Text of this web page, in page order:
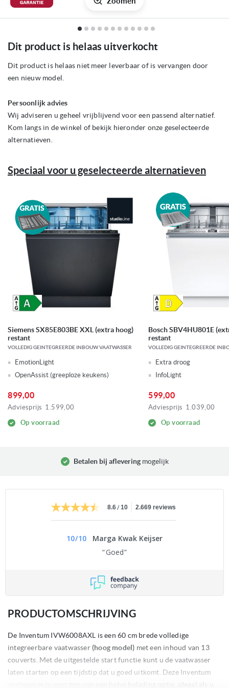
naar
begin
van
Dit product is helaas uitverkocht
Dit product is helaas niet meer leverbaar of is vervangen door
een nieuw model.
Persoonlijk advies
Wij adviseren u geheel vrijblijvend voor een passend alternatief.
Kom langs in de winkel of bekijk hieronder onze geselecteerde
alternatieven.
Speciaal voor u geselecteerde alternatieven
Siemens SX85E803BE XXL (extra hoog)
restant
VOLLEDIG GEINTEGREERDE INBOUW VAATWASSER
EmotionLight
OpenAssist (greeploze keukens)
899,00
Adviesprijs 1.599,00
Op voorraad
Bosch SBV4HU801E
restant
VOLLEDIG GEINTEGREERDE
Extra droog
InfoLight
599,00
Adviesprijs 1.039,00
Op voorraad
Betalen bij aflevering mogelijk
8.6/ 10 2.669 reviews
10/10
Marga Kwak Keijser
Goed
PRODUCTOMSCHRIJVING
De Inventum IVW6008AXL is een 60 cm brede volledige
integreerbare vaatwasser(hoog model) met een inhoud van 13
couverts. Met de uitgestelde start functie kunt u de vaatwasser
laten starten op een tijdstip dat u goed uitkomt. Deze Inventum